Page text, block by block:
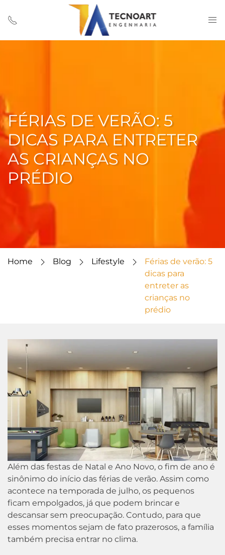
FÉRIAS DE VERÃO: 5
DICAS PARA ENTRETER
AS CRIANÇAS NO
PRÉDIO
Home Blog Lifestyle
Férias de verão: 5
dicas para
entreter as
crianças no
prédio
Além das festas de Natal e Ano Novo, o fim de ano é
sinônimo do início das férias de verão. Assim como
acontece na temporada de julho, os pequenos
ficam empolgados, já que podem brincar e
descansar sem preocupação. Contudo, para que
esses momentos sejam de fato prazerosos, a família
também precisa entrar no clima.